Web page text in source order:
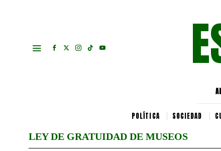
POLÍTICA SOCIEDAD
LEY DE GRATUIDAD DE MUSEOS